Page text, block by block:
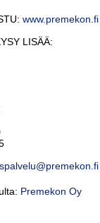
www.premekon.fi
LISÄÄ:
Premekon Oy